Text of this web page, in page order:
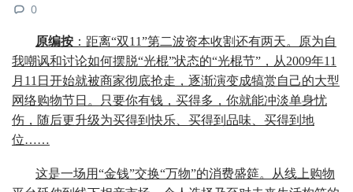
0
原编按 ： 距离“双11”第二波资本收割还有两天。原为自
我嘲讽和讨论如何摆脱“光棍”状态的“光棍节”，从2009年11
月11日开始就被商家彻底抢走，逐渐演变成犒赏自己的大型
网络购物节日。只要你有钱，买得多，你就能冲淡单身忧
伤，随后更升级为买得到快乐、买得到品味、买得到地
位……
这是一场用“金钱”交换“万物”的消费盛筵。从线上购物